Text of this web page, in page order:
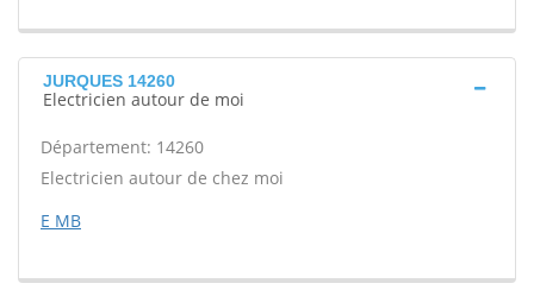
JURQUES 14260
Electricien autour de moi
Département: 14260
Electricien autour de chez moi
E MB